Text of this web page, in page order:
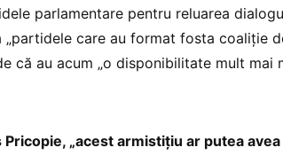
parlamentare pentru reluarea
care au format fosta coaliție
că au acum „o disponibilitate mult mai
„acest armistițiu ar putea